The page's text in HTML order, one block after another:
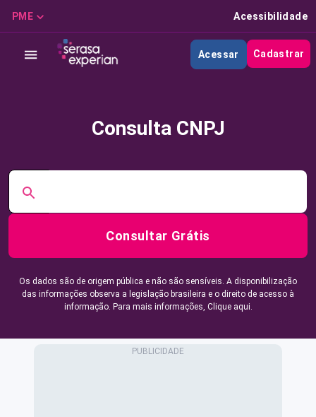
PME Acessibilidade
Acessar Cadastrar
Consulta CNPJ
Consultar Grátis
Os dados são de origem pública e não são sensíveis. A disponibilização
das informações observa a legislação brasileira e o direito de acesso à
informação. Para mais informações, Clique aqui.